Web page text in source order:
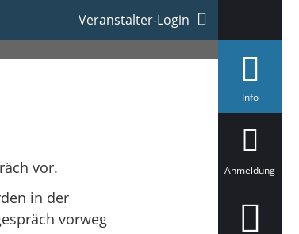
Veranstalter-Login
Infoa
ä
t
Anmeldung
vor.
in der
vorweg